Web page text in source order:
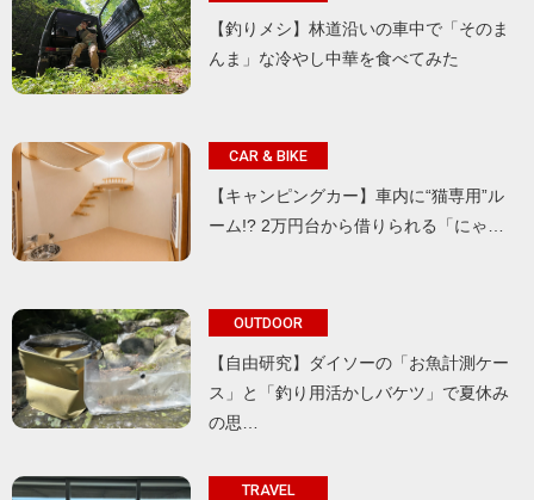
【釣りメシ】林道沿いの車中で「そのま
んま」な冷やし中華を食べてみた
CAR & BIKE
【キャンピングカー】車内に“猫専用”ル
ーム!? 2万円台から借りられる「にゃ…
OUTDOOR
【自由研究】ダイソーの「お魚計測ケー
ス」と「釣り用活かしバケツ」で夏休み
の思…
TRAVEL